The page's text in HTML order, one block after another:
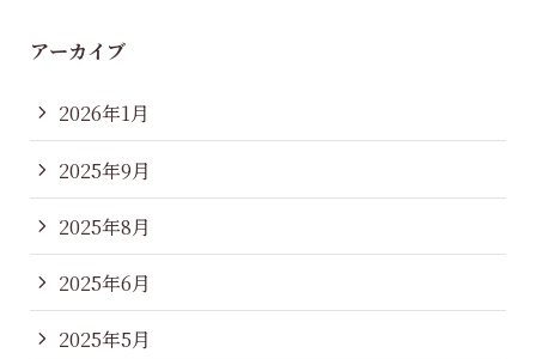
アーカイブ
2026年1月
2025年9月
2025年8月
2025年6月
2025年5月